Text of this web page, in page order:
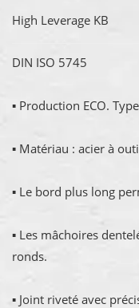
High Leverage KB
DIN ISO 5745
▪ Production ECO.
▪ Matériau : acier à
▪ Le bord plus long
▪ Les mâchoires
ronds.
▪ Joint riveté avec